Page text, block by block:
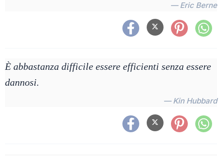
— Eric Berne
È abbastanza difficile essere efficienti senza essere
dannosi.
— Kin Hubbard